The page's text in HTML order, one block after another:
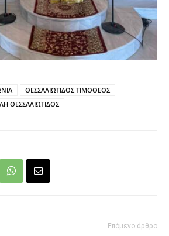
ΘΕΣΣΑΛΙΩΤΙΔΟΣ ΤΙΜΟΘΕΟΣ
ΘΕΣΣΑΛΙΩΤΙΔΟΣ
Επόμενο άρθρο